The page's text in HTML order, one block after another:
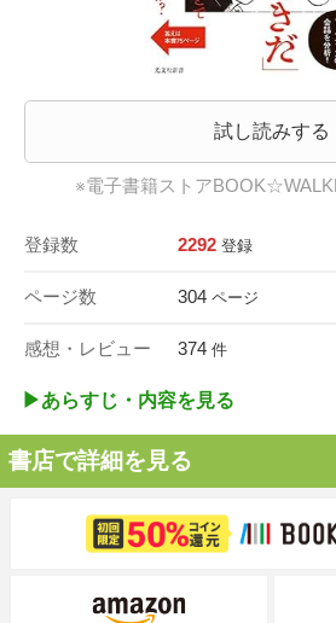
試し読みする
※電子書籍ストア
登録数 2292 登録
ページ数 304 ページ
感想・レビュー 374 件
▶︎あらすじ・内容を見る
書店で詳細を見る